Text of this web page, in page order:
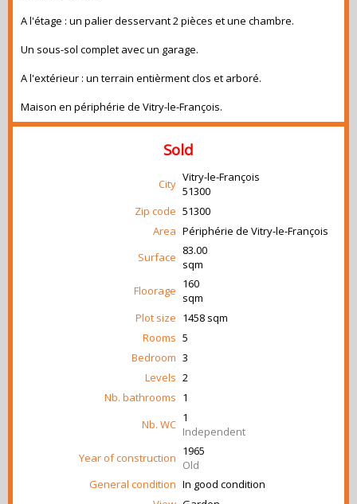
A l'étage : un palier desservant 2 pièces et une chambre.
Un sous-sol complet avec un garage.
A l'extérieur : un terrain entièrment clos et arboré.
Maison en périphérie de Vitry-le-François.
Sold
City Vitry-le-François
51300
Zip code 51300
Area Périphérie de Vitry-le-François
Surface 83.00
sqm
Floorage 160
sqm
Plot size 1458 sqm
Rooms 5
Bedroom 3
Levels 2
Nb. bathrooms 1
Nb. WC 1
Independent
Year of construction 1965
Old
General condition In good condition